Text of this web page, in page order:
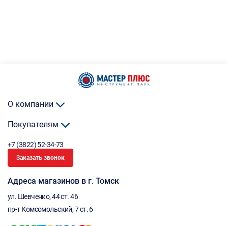
О компании
Покупателям
+7 (3822) 52-34-73
Заказать звонок
Адреса магазинов в г. Томск
ул. Шевченко, 44 ст. 46
пр-т Комсомольский, 7 ст. 6